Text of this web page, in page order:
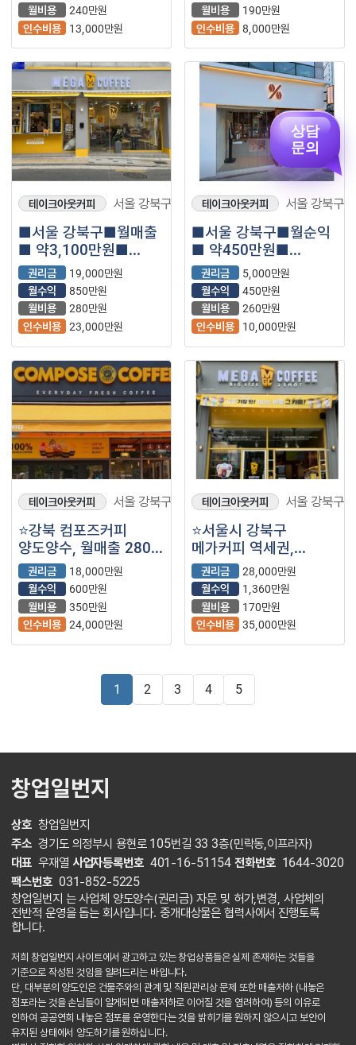
월비용
240만원
인수비용
13,000만원
월비용
190만원
인수비용 8,000만원
테이크아웃커피 서울 강북구
■서울 강북구■월매출
■ 약3,100만원■
메가커피
매장나왔습니다.
권리금
19,000만원
월수익
850만원
월비용
280만원
인수비용 23,000만원
테이크아웃커피 서울 강북구
■서울 강북구■월순익
■ 약450만원■
텐퍼센트 커피
매장나왔습니다.
권리금
5,000만원
월수익
450만원
월비용
260만원
인수비용
10,000만원
테이크아웃커피 서울 강북구
⭐강북 컴포즈커피
양도양수, 월매출 2800
풀오토 순수익
600만원, 역 바로앞
위치 진짜 좋아서 매출
잘나와요~!!
권리금
18,000만원
월수익
600만원
월비용
350만원
인수비용 24,000만원
테이크아웃커피 서울 강북구
⭐서울시 강북구
메가커피 역세권,
주거지역 복합상권에서
안정적으로 매출이
나오는 매장입니다.
권리금
28,000만원
월수익
1,360만원
월비용
170만원
인수비용 35,000만원
1 2 3 4 5
창업일번지
상호 창업일번지
주소 경기도 의정부시 용현로 105번길 33 3층(민락동,이프라자)
대표 우재열 사업자등록번호 401-16-51154 전화번호 1644-3020
팩스번호 031-852-5225
창업일번지 는 사업체 양도양수(권리금) 자문 및 허가,변경, 사업체의
전반적 운영을 돕는 회사입니다. 중개대상물은 협력사에서 진행토록
합니다.
저희 창업일번지 사이트에서 광고하고 있는 창업상품들은 실제 존재하는 것들을
기준으로 작성된 것임을 알려드리는 바입니다.
단, 대부분의 양도인은 건물주와의 관계 및 직원관리상 문제 또한 매출저하 (내놓은
점포라는 것을 손님들이 알게되면 매출저하로 이어질 것을 염려하여) 등의 이유로
인하여 공공연희 내놓은 점포를 운영한다는 것을 밝히기를 원하지 않으시고 보안이
유지된 상태에서 양도하기를 원하십니다.
상담
문의